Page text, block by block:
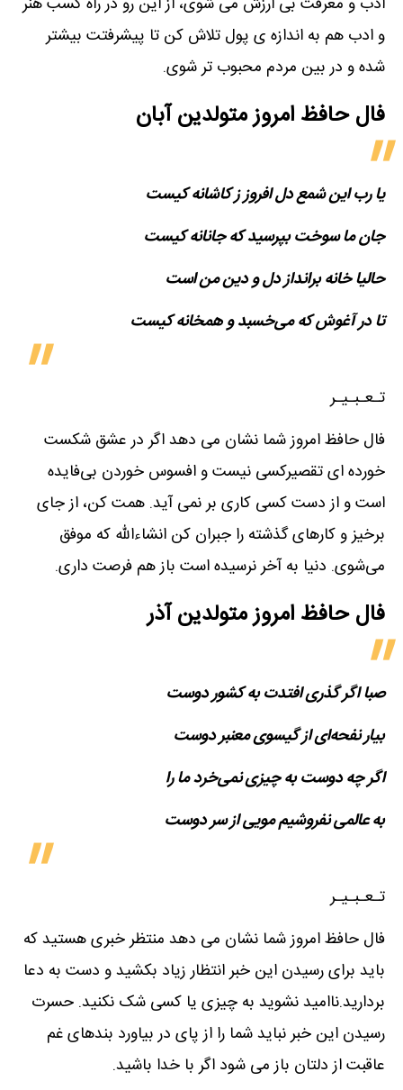
ادب و معرفت بی ارزش می شوی، از این رو در راه کسب هنر
و ادب هم به اندازه ی پول تلاش کن تا پیشرفتت بیشتر
شده و در بین مردم محبوب تر شوی.
فال حافظ امروز متولدین‌ آبان
یا رب این شمع دل افروز ز کاشانه کیست
جان ما سوخت بپرسید که جانانه کیست
حالیا خانه برانداز دل و دین من است
تا در آغوش که می‌خسبد و همخانه کیست
تـعـبـیـر
فال حافظ امروز شما نشان می دهد اگر در عشق شکست
خورده ای تقصیرکسی نیست و افسوس خوردن بی‌فایده
است و از دست کسی کاری بر نمی آید. همت کن، از جای
برخیز و کارهای گذشته را جبران کن انشاءالله که موفق
می‌شوی. دنیا به آخر نرسیده است باز هم فرصت داری.
فال حافظ امروز متولدین‌ آذر
صبا اگر گذری افتدت به کشور دوست
بیار نفحه‌ای از گیسوی معنبر دوست
اگر چه دوست به چیزی نمی‌خرد ما را
به عالمی نفروشیم مویی از سر دوست
تـعـبـیـر
فال حافظ امروز شما نشان می دهد منتظر خبری هستید که
باید برای رسیدن این خبر انتظار زیاد بکشید و دست به دعا
بردارید.ناامید نشوید به چیزی یا کسی شک نکنید. حسرت
رسیدن این خبر نباید شما را از پای در بیاورد بندهای غم
عاقبت از دلتان باز می شود اگر با خدا باشید.